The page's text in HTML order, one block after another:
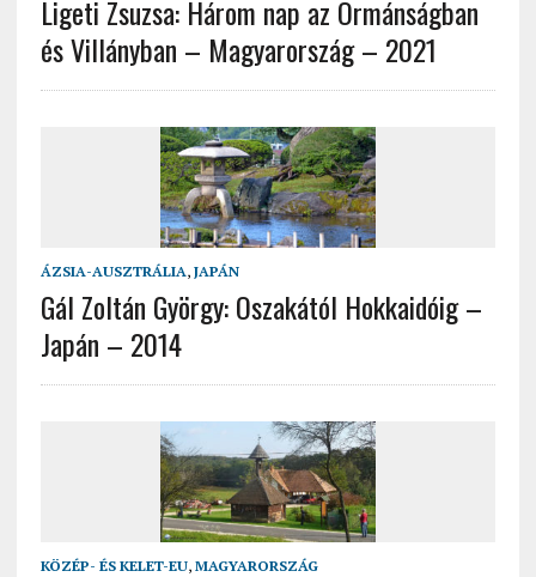
Ligeti Zsuzsa: Három nap az Ormánságban
és Villányban – Magyarország – 2021
ÁZSIA-AUSZTRÁLIA, JAPÁN
Gál Zoltán György: Oszakától Hokkaidóig –
Japán – 2014
KÖZÉP- ÉS KELET-EU, MAGYARORSZÁG